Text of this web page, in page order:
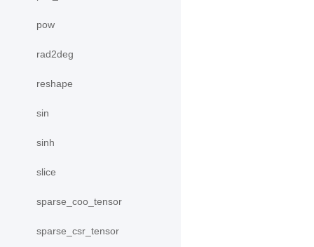
pow
rad2deg
reshape
sin
sinh
slice
sparse_coo_tensor
sparse_csr_tensor